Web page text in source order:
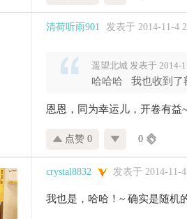
清荷听雨901 发表于 2014-11-4
遥望北城 发表于 2014-
哈哈哈 我也收到了
恩恩，同为幸运儿，开卷有益~
点赞 0 0
crystal8832 发表于 2014-11-
我也是，哈哈！~ 确实是随机